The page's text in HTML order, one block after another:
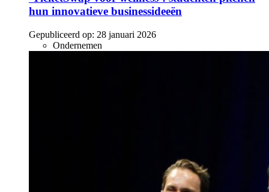
hun innovatieve businessideeën
Gepubliceerd op: 28 januari 2026
Ondernemen